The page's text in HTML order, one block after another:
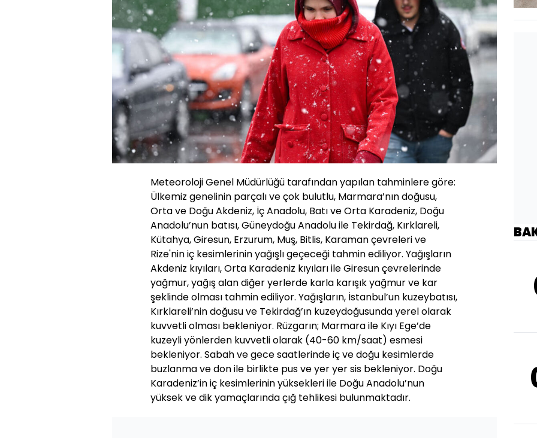
Meteoroloji Genel Müdürlüğü tarafından yapılan tahminlere göre:
Ülkemiz genelinin parçalı ve çok bulutlu, Marmara’nın doğusu,
Orta ve Doğu Akdeniz, İç Anadolu, Batı ve Orta Karadeniz, Doğu
Anadolu’nun batısı, Güneydoğu Anadolu ile Tekirdağ, Kırklareli,
Kütahya, Giresun, Erzurum, Muş, Bitlis, Karaman çevreleri ve
Rize'nin iç kesimlerinin yağışlı geçeceği tahmin ediliyor. Yağışların
Akdeniz kıyıları, Orta Karadeniz kıyıları ile Giresun çevrelerinde
yağmur, yağış alan diğer yerlerde karla karışık yağmur ve kar
şeklinde olması tahmin ediliyor. Yağışların, İstanbul’un kuzeybatısı,
Kırklareli’nin doğusu ve Tekirdağ’ın kuzeydoğusunda yerel olarak
kuvvetli olması bekleniyor. Rüzgarın; Marmara ile Kıyı Ege’de
kuzeyli yönlerden kuvvetli olarak (40-60 km/saat) esmesi
bekleniyor. Sabah ve gece saatlerinde iç ve doğu kesimlerde
buzlanma ve don ile birlikte pus ve yer yer sis bekleniyor. Doğu
Karadeniz’in iç kesimlerinin yüksekleri ile Doğu Anadolu’nun
yüksek ve dik yamaçlarında çığ tehlikesi bulunmaktadır.